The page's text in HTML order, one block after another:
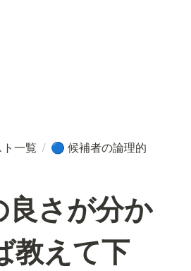
一覧 / 🔵 候補者の論理的
良さが分か
教えて下